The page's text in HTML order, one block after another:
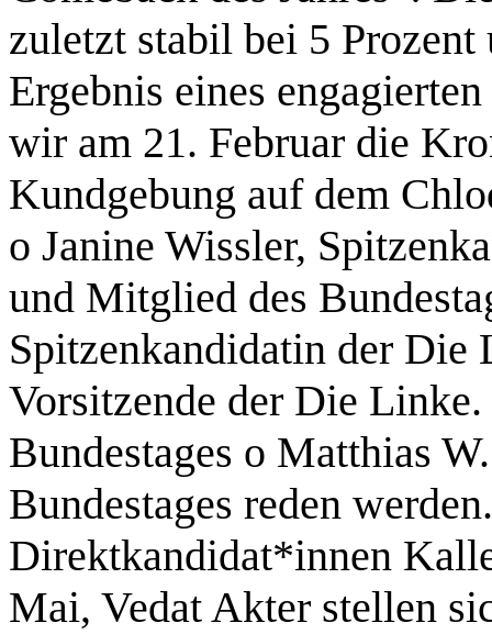
zuletzt stabil bei 5
Ergebnis eines
wir am 21. Februar die
Kundgebung auf dem
o Janine Wissler,
und Mitglied des
Spitzenkandidatin der
Vorsitzende der Die
Bundestages o Matthias
Bundestages reden
Direktkandidat*innen
Mai, Vedat Akter stellen